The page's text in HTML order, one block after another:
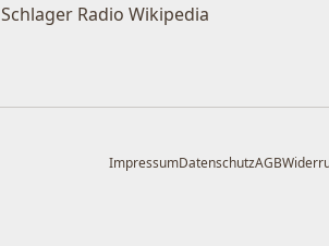
Schlager Radio Wikipedia
ImpressumDatenschutzAGB